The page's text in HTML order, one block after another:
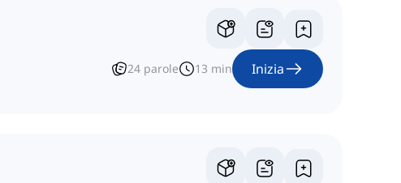
24 parole 13 min Inizia